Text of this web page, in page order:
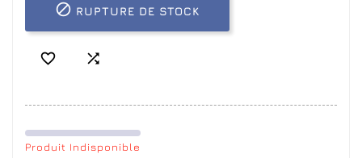
 RUPTURE DE STOCK
 
Produit Indisponible